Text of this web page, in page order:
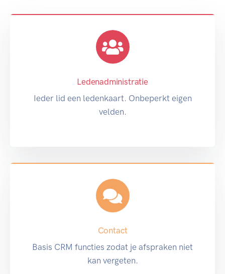
Ledenadministratie
Ieder lid een ledenkaart. Onbeperkt eigen
velden.
Contact
Basis CRM functies zodat je afspraken niet
kan vergeten.